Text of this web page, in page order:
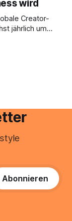
neigt zu
wird
Creator-
jährlich um
Weltweit
Abonnieren